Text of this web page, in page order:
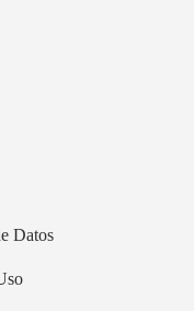
Datos